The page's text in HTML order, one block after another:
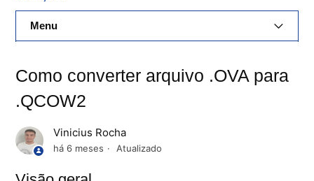
Menu
Painel De Controle
Como converter arquivo .OVA para
.QCOW2
Vinicius Rocha
há 6 meses Atualizado